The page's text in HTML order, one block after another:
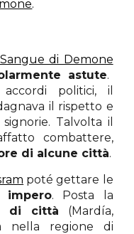
.
di Demone
astute.
politici, il
il rispetto e
Talvolta il
combattere,
di alcune città.
poté gettare le
impero. Posta la
di città (Mardía,
nella regione di